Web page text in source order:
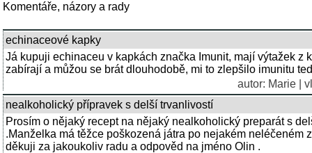
Komentáře, názory a rady
echinaceové kapky
Já kupuji echinaceu v kapkách značka Imunit, mají výtažek z
zabírají a můžou se brát dlouhodobě, mi to zlepšilo imunitu
autor: Marie |
nealkoholický přípravek s delší trvanlivostí
Prosím o nějaký recept na nějaký nealkoholický preparát s
.Manželka má těžce poškozená játra po nejakém neléčeném
děkuji za jakoukoliv radu a odpověd na jméno Olin .